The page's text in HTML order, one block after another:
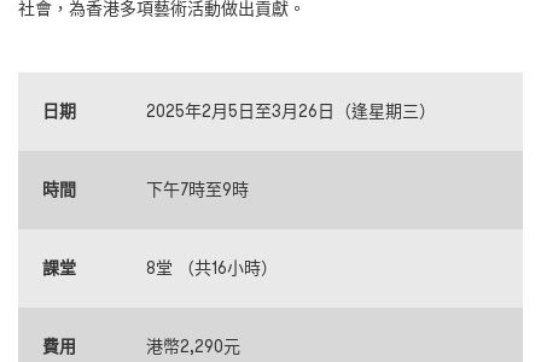
社會，為香港多項藝術活動做出貢獻。
日期 2025年2月5日至3月26日（逢星期三）
時間 下午7時至9時
課堂 8堂 （共16小時）
費用 港幣2,290元